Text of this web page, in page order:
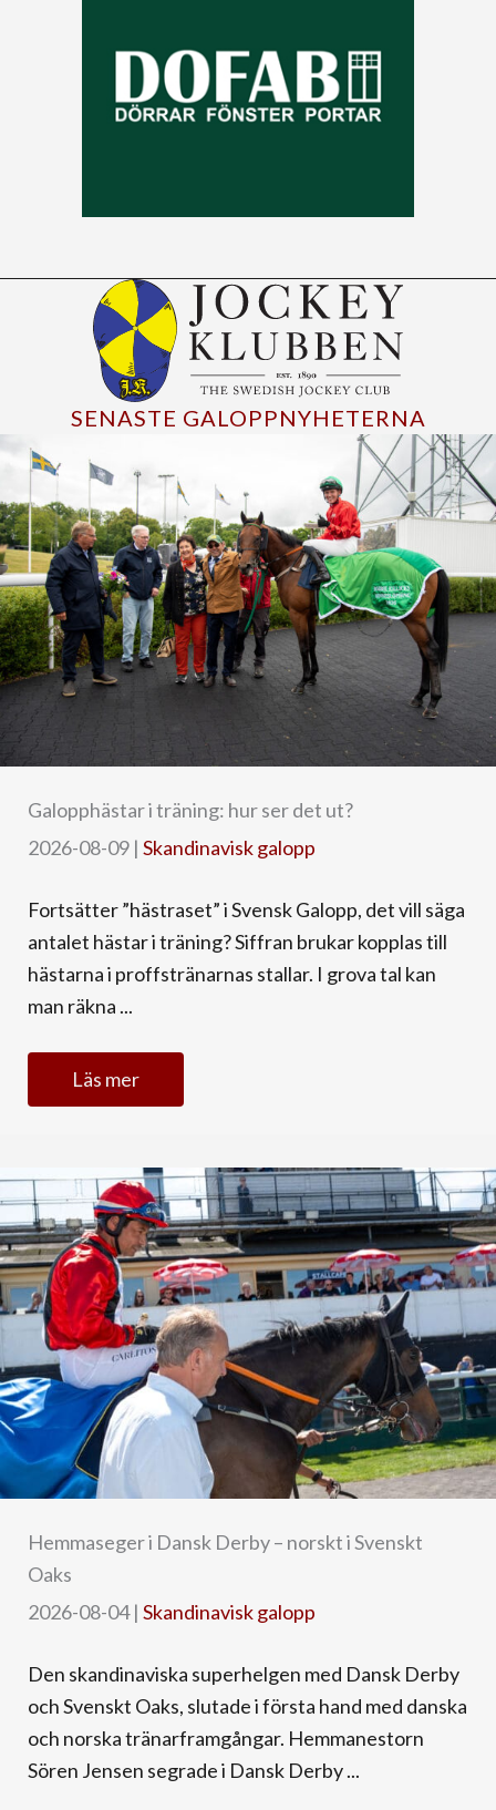
SENASTE GALOPPNYHETERNA
Galopphästar i träning: hur ser det ut?
2026-08-09 | Skandinavisk galopp
Fortsätter ”hästraset” i Svensk Galopp, det vill säga
antalet hästar i träning? Siffran brukar kopplas till
hästarna i proffstränarnas stallar. I grova tal kan
man räkna ...
Läs mer
Hemmaseger i Dansk Derby – norskt i Svenskt
Oaks
2026-08-04| Skandinavisk galopp
Den skandinaviska superhelgen med Dansk Derby
och Svenskt Oaks, slutade i första hand med danska
och norska tränarframgångar. Hemmanestorn
Sören Jensen segrade i Dansk Derby ...